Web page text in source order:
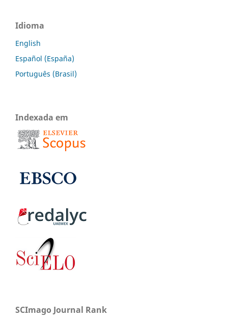
Idioma
English
Español (España)
Português (Brasil)
Indexada em
SCImago Journal Rank